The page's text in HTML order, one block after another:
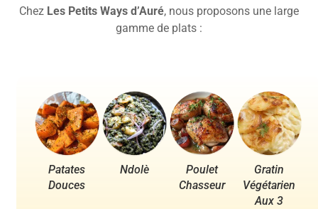
Chez Les Petits Ways d’Auré, nous proposons une large
gamme de plats :
Patates
Douces
Ndolè
Poulet
Chasseur
Gratin
Végétarien
Aux 3